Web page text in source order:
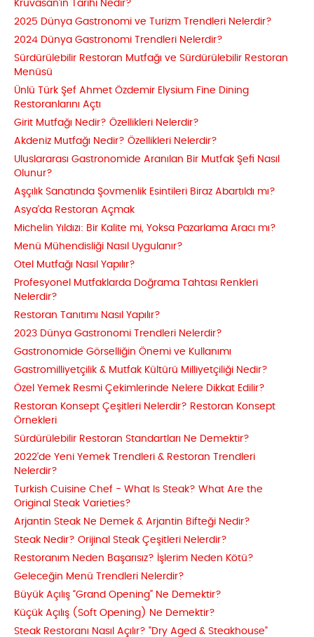
Kruvasan’ın Tarihi Nedir?
2025 Dünya Gastronomi ve Turizm Trendleri Nelerdir?
2024 Dünya Gastronomi Trendleri Nelerdir?
Sürdürülebilir Restoran Mutfağı ve Sürdürülebilir Restoran
Menüsü
Ünlü Türk Şef Ahmet Özdemir Elysium Fine Dining
Restoranlarını Açtı
Girit Mutfağı Nedir? Özellikleri Nelerdir?
Akdeniz Mutfağı Nedir? Özellikleri Nelerdir?
Uluslararası Gastronomide Aranılan Bir Mutfak Şefi Nasıl
Olunur?
Aşçılık Sanatında Şovmenlik Esintileri Biraz Abartıldı mı?
Asya'da Restoran Açmak
Michelin Yıldızı: Bir Kalite mi, Yoksa Pazarlama Aracı mı?
Menü Mühendisliği Nasıl Uygulanır?
Otel Mutfağı Nasıl Yapılır?
Profesyonel Mutfaklarda Doğrama Tahtası Renkleri
Nelerdir?
Restoran Tanıtımı Nasıl Yapılır?
2023 Dünya Gastronomi Trendleri Nelerdir?
Gastronomide Görselliğin Önemi ve Kullanımı
Gastromilliyetçilik & Mutfak Kültürü Milliyetçiliği Nedir?
Özel Yemek Resmi Çekimlerinde Nelere Dikkat Edilir?
Restoran Konsept Çeşitleri Nelerdir? Restoran Konsept
Örnekleri
Sürdürülebilir Restoran Standartları Ne Demektir?
2022'de Yeni Yemek Trendleri & Restoran Trendleri
Nelerdir?
Turkish Cuisine Chef - What Is Steak? What Are the
Original Steak Varieties?
Arjantin Steak Ne Demek & Arjantin Bifteği Nedir?
Steak Nedir? Orijinal Steak Çeşitleri Nelerdir?
Restoranım Neden Başarısız? İşlerim Neden Kötü?
Geleceğin Menü Trendleri Nelerdir?
Büyük Açılış “Grand Opening” Ne Demektir?
Küçük Açılış (Soft Opening) Ne Demektir?
Steak Restoranı Nasıl Açılır? "Dry Aged & Steakhouse"